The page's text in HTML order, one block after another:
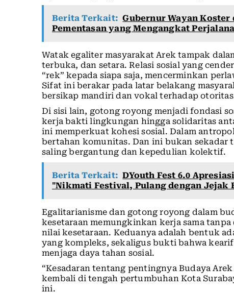
Berita Terkait: Gubernur Wayan
Pementasan yang Mengangkat
Watak egaliter masyarakat Arek tampak
terbuka, dan setara. Relasi sosial yang
“rek” kepada siapa saja, mencerminkan
Sifat ini berakar pada latar belakang
bersikap mandiri dan vokal terhadap
Di sisi lain, gotong royong menjadi fondasi
kerja bakti lingkungan hingga solidaritas
ini memperkuat kohesi sosial. Dalam
bertahan komunitas. Dan ini bukan
saling bergantung dan kepedulian kolektif.
Berita Terkait: DYouth Fest 6.0
"Nikmati Festival, Pulang dengan Jejak
Egalitarianisme dan gotong royong dalam
kesetaraan memungkinkan kerja sama
nilai kesetaraan. Keduanya adalah bentuk
yang kompleks, sekaligus bukti bahwa
menjaga daya tahan sosial.
“Kesadaran tentang pentingnya Budaya
kembali di tengah pertumbuhan Kota
ini.